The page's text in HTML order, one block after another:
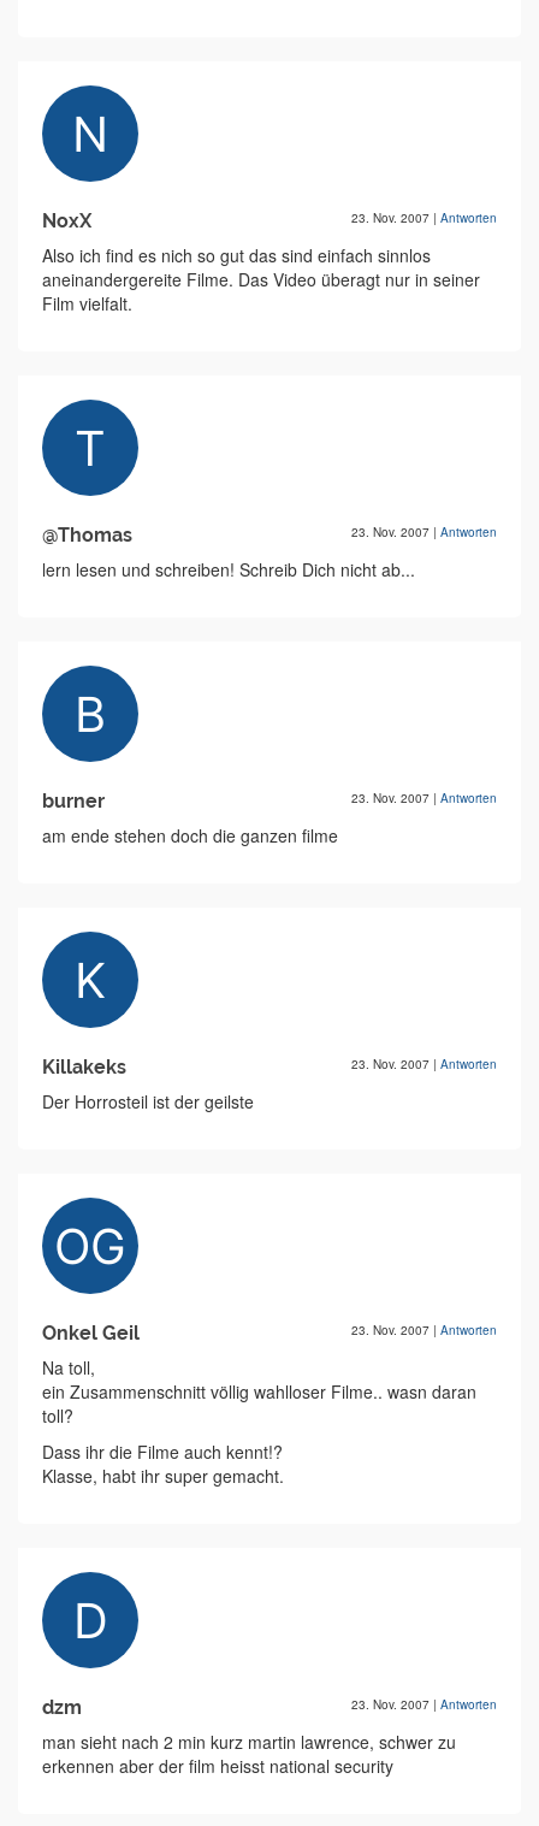
NoxX 23. Nov. 2007 | Antworten
Also ich find es nich so gut das sind einfach sinnlos
aneinandergereite Filme. Das Video überagt nur in seiner
Film vielfalt.
@Thomas 23. Nov. 2007 | Antworten
lern lesen und schreiben! Schreib Dich nicht ab...
burner 23. Nov. 2007 | Antworten
am ende stehen doch die ganzen filme
Killakeks 23. Nov. 2007 | Antworten
Der Horrosteil ist der geilste
Onkel Geil 23. Nov. 2007 | Antworten
Na toll,
ein Zusammenschnitt völlig wahlloser Filme.. wasn daran
toll?
Dass ihr die Filme auch kennt!?
Klasse, habt ihr super gemacht.
dzm 23. Nov. 2007 | Antworten
man sieht nach 2 min kurz martin lawrence, schwer zu
erkennen aber der film heisst national security